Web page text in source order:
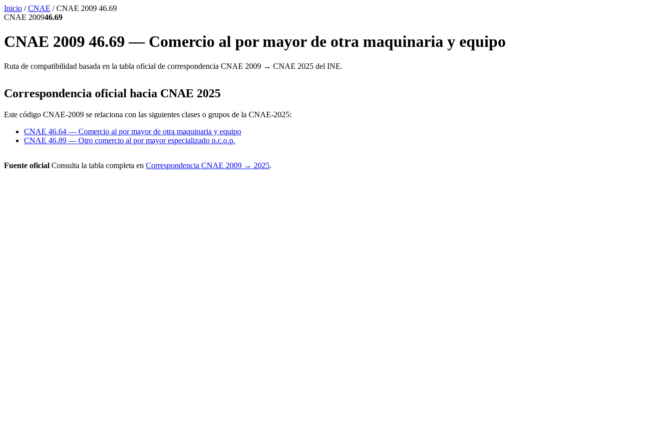
Inicio / CNAE / CNAE 2009 46.69
CNAE 200946.69
CNAE 2009 46.69 — Comercio al por mayor de otra maquinaria y equipo
Ruta de compatibilidad basada en la tabla oficial de correspondencia CNAE 2009 → CNAE 2025 del INE.
Correspondencia oficial hacia CNAE 2025
Este código CNAE-2009 se relaciona con las siguientes clases o grupos de la CNAE-2025:
CNAE 46.64 — Comercio al por mayor de otra maquinaria y equipo
CNAE 46.89 — Otro comercio al por mayor especializado n.c.o.p.
Fuente oficial Consulta la tabla completa en Correspondencia CNAE 2009 → 2025.